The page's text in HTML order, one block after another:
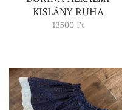
KISLÁNY RUHA
13500 Ft